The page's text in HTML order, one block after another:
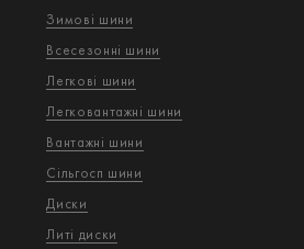
Зимові шини
Всесезонні шини
Легкові шини
Легковантажнi шини
Вантажнi шини
Сільгосп шини
Диски
Литі диски